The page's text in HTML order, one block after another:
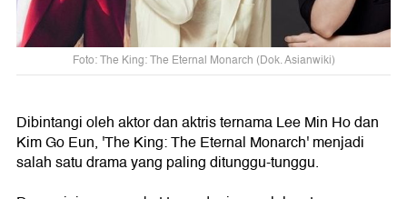
Foto: The King: The Eternal Monarch (Dok. Asianwiki)
Dibintangi oleh aktor dan aktris ternama Lee Min Ho dan
Kim Go Eun, 'The King: The Eternal Monarch' menjadi
salah satu drama yang paling ditunggu-tunggu.